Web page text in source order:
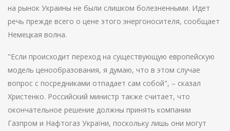
на рынок Украины не были слишком болезненными. Идет
речь прежде всего о цене этого энергоносителя, сообщает
Немецкая волна.
"Если происходит переход на существующую европейскую
модель ценообразования, я думаю, что в этом случае
вопрос с посредниками отпадает сам собой", – сказал
Христенко. Российский министр также считает, что
окончательное решение должны принять компании
Газпром и Нафтогаз України, поскольку лишь они могут